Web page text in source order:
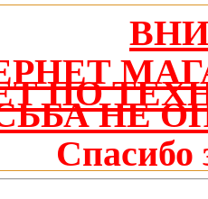
ПО
НЕ
Спасибо